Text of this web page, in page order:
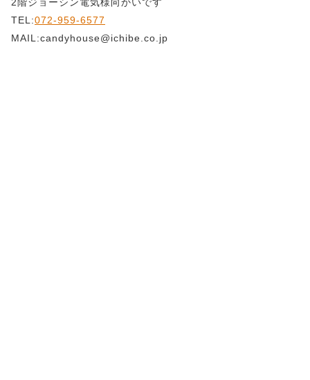
2階ジョーシン電気様向かいです
TEL:072-959-6577
MAIL:candyhouse@ichibe.co.jp